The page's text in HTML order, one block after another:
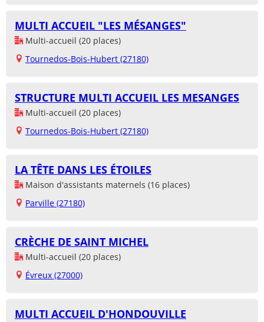
MULTI ACCUEIL "LES MÉSANGES"
Multi-accueil (20 places)
Tournedos-Bois-Hubert (27180)
STRUCTURE MULTI ACCUEIL LES MESANGES
Multi-accueil (20 places)
Tournedos-Bois-Hubert (27180)
LA TÊTE DANS LES ÉTOILES
Maison d'assistants maternels (16 places)
Parville (27180)
CRÈCHE DE SAINT MICHEL
Multi-accueil (20 places)
Évreux (27000)
MULTI ACCUEIL D'HONDOUVILLE